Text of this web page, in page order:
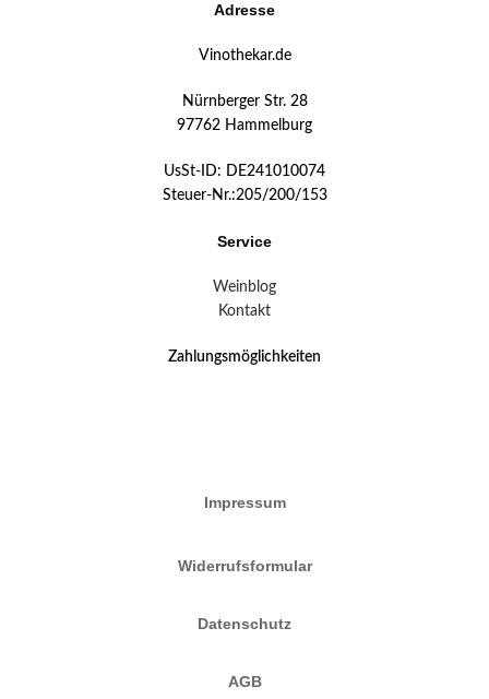
Adresse
Vinothekar.de
Nürnberger Str. 28
97762 Hammelburg
UsSt-ID: DE241010074
Steuer-Nr.:205/200/153
Service
Weinblog
Kontakt
Zahlungsmöglichkeiten
Impressum
Widerrufsformular
Datenschutz
AGB